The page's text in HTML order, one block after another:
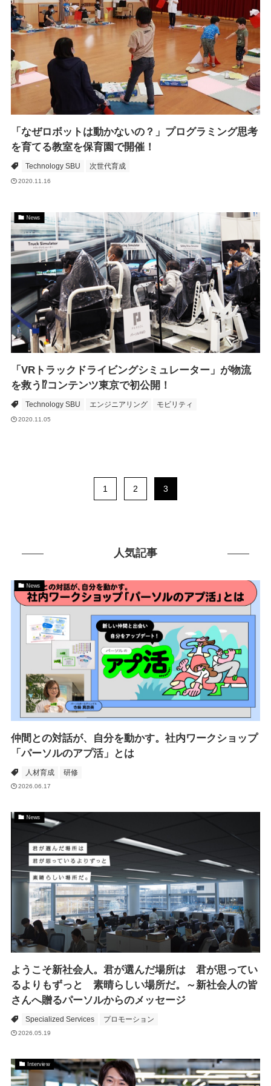
「なぜロボットは動かないの？」プログラミング思考
を育てる教室を保育園で開催！
Technology SBU 次世代育成
2020.11.16
News
「VRトラックドライビングシミュレーター」が物流
を救う⁉コンテンツ東京で初公開！
Technology SBU エンジニアリング モビリティ
2020.11.05
1 2 3
人気記事
News
仲間との対話が、自分を動かす。社内ワークショップ
「パーソルのアプ活」とは
人材育成 研修
2026.06.17
News
ようこそ新社会人。君が選んだ場所は 君が思ってい
るよりもずっと 素晴らしい場所だ。～新社会人の皆
さんへ贈るパーソルからのメッセージ
Specialized Services プロモーション
2026.05.19
Interview